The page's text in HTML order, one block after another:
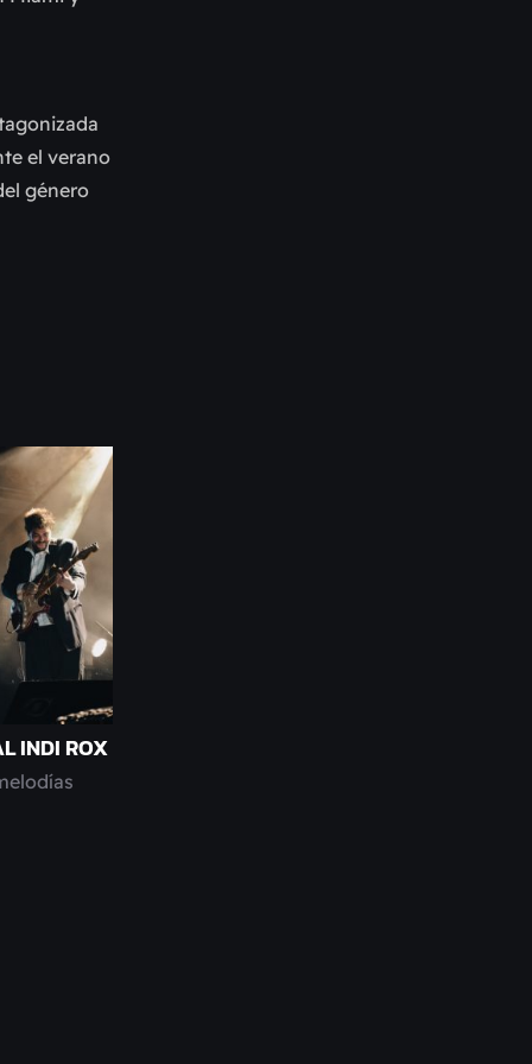
el verano
género
INDI ROX